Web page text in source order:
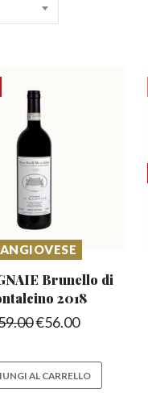
Brunello di
2018
€56.00
AL CARRELLO